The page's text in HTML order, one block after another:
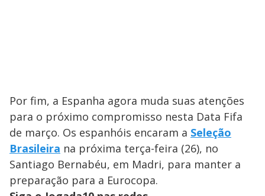
Por fim, a Espanha agora muda suas atenções
para o próximo compromisso nesta Data Fifa
de março. Os espanhóis encaram a Seleção
Brasileira na próxima terça-feira (26), no
Santiago Bernabéu, em Madri, para manter a
preparação para a Eurocopa.